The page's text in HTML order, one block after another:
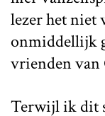
lezer het niet
onmiddellijk
vrienden van
Terwijl ik dit